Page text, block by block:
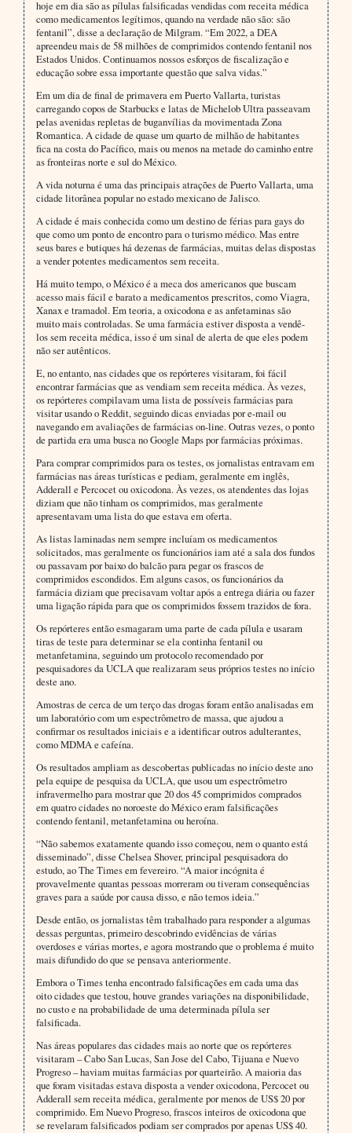
hoje em dia são as pílulas falsificadas vendidas com receita médica
como medicamentos legítimos, quando na verdade não são: são
fentanil”, disse a declaração de Milgram. “Em 2022, a DEA
apreendeu mais de 58 milhões de comprimidos contendo fentanil nos
Estados Unidos. Continuamos nossos esforços de fiscalização e
educação sobre essa importante questão que salva vidas.”
Em um dia de final de primavera em Puerto Vallarta, turistas
carregando copos de Starbucks e latas de Michelob Ultra passeavam
pelas avenidas repletas de buganvílias da movimentada Zona
Romantica. A cidade de quase um quarto de milhão de habitantes
fica na costa do Pacífico, mais ou menos na metade do caminho entre
as fronteiras norte e sul do México.
A vida noturna é uma das principais atrações de Puerto Vallarta, uma
cidade litorânea popular no estado mexicano de Jalisco.
A cidade é mais conhecida como um destino de férias para gays do
que como um ponto de encontro para o turismo médico. Mas entre
seus bares e butiques há dezenas de farmácias, muitas delas dispostas
a vender potentes medicamentos sem receita.
Há muito tempo, o México é a meca dos americanos que buscam
acesso mais fácil e barato a medicamentos prescritos, como Viagra,
Xanax e tramadol. Em teoria, a oxicodona e as anfetaminas são
muito mais controladas. Se uma farmácia estiver disposta a vendê-
los sem receita médica, isso é um sinal de alerta de que eles podem
não ser autênticos.
E, no entanto, nas cidades que os repórteres visitaram, foi fácil
encontrar farmácias que as vendiam sem receita médica. Às vezes,
os repórteres compilavam uma lista de possíveis farmácias para
visitar usando o Reddit, seguindo dicas enviadas por e-mail ou
navegando em avaliações de farmácias on-line. Outras vezes, o ponto
de partida era uma busca no Google Maps por farmácias próximas.
Para comprar comprimidos para os testes, os jornalistas entravam em
farmácias nas áreas turísticas e pediam, geralmente em inglês,
Adderall e Percocet ou oxicodona. Às vezes, os atendentes das lojas
diziam que não tinham os comprimidos, mas geralmente
apresentavam uma lista do que estava em oferta.
As listas laminadas nem sempre incluíam os medicamentos
solicitados, mas geralmente os funcionários iam até a sala dos fundos
ou passavam por baixo do balcão para pegar os frascos de
comprimidos escondidos. Em alguns casos, os funcionários da
farmácia diziam que precisavam voltar após a entrega diária ou fazer
uma ligação rápida para que os comprimidos fossem trazidos de fora.
Os repórteres então esmagaram uma parte de cada pílula e usaram
tiras de teste para determinar se ela continha fentanil ou
metanfetamina, seguindo um protocolo recomendado por
pesquisadores da UCLA que realizaram seus próprios testes no início
deste ano.
Amostras de cerca de um terço das drogas foram então analisadas em
um laboratório com um espectrômetro de massa, que ajudou a
confirmar os resultados iniciais e a identificar outros adulterantes,
como MDMA e cafeína.
Os resultados ampliam as descobertas publicadas no início deste ano
pela equipe de pesquisa da UCLA, que usou um espectrômetro
infravermelho para mostrar que 20 dos 45 comprimidos comprados
em quatro cidades no noroeste do México eram falsificações
contendo fentanil, metanfetamina ou heroína.
“Não sabemos exatamente quando isso começou, nem o quanto está
disseminado”, disse Chelsea Shover, principal pesquisadora do
estudo, ao The Times em fevereiro. “A maior incógnita é
provavelmente quantas pessoas morreram ou tiveram consequências
graves para a saúde por causa disso, e não temos ideia.”
Desde então, os jornalistas têm trabalhado para responder a algumas
dessas perguntas, primeiro descobrindo evidências de várias
overdoses e várias mortes, e agora mostrando que o problema é muito
mais difundido do que se pensava anteriormente.
Embora o Times tenha encontrado falsificações em cada uma das
oito cidades que testou, houve grandes variações na disponibilidade,
no custo e na probabilidade de uma determinada pílula ser
falsificada.
Nas áreas populares das cidades mais ao norte que os repórteres
visitaram – Cabo San Lucas, San Jose del Cabo, Tijuana e Nuevo
Progreso – haviam muitas farmácias por quarteirão. A maioria das
que foram visitadas estava disposta a vender oxicodona, Percocet ou
Adderall sem receita médica, geralmente por menos de US$ 20 por
comprimido. Em Nuevo Progreso, frascos inteiros de oxicodona que
se revelaram falsificados podiam ser comprados por apenas US$ 40.